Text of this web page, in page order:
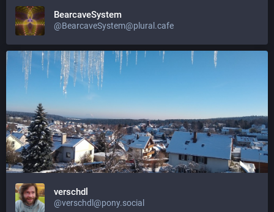
BearcaveSystem
@BearcaveSystem@plural.cafe
verschdl
@verschdl@pony.social